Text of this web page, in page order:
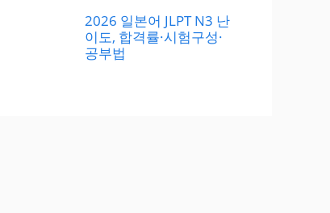
2026 일본어 JLPT N3 난
이도, 합격률·시험구성·
공부법